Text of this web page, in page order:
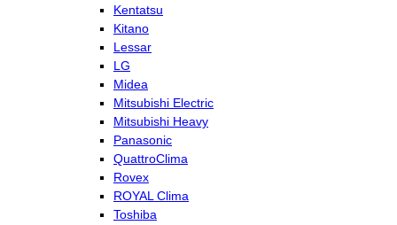
Kentatsu
Kitano
Lessar
LG
Midea
Mitsubishi Electric
Mitsubishi Heavy
Panasonic
QuattroClima
Rovex
ROYAL Clima
Toshiba